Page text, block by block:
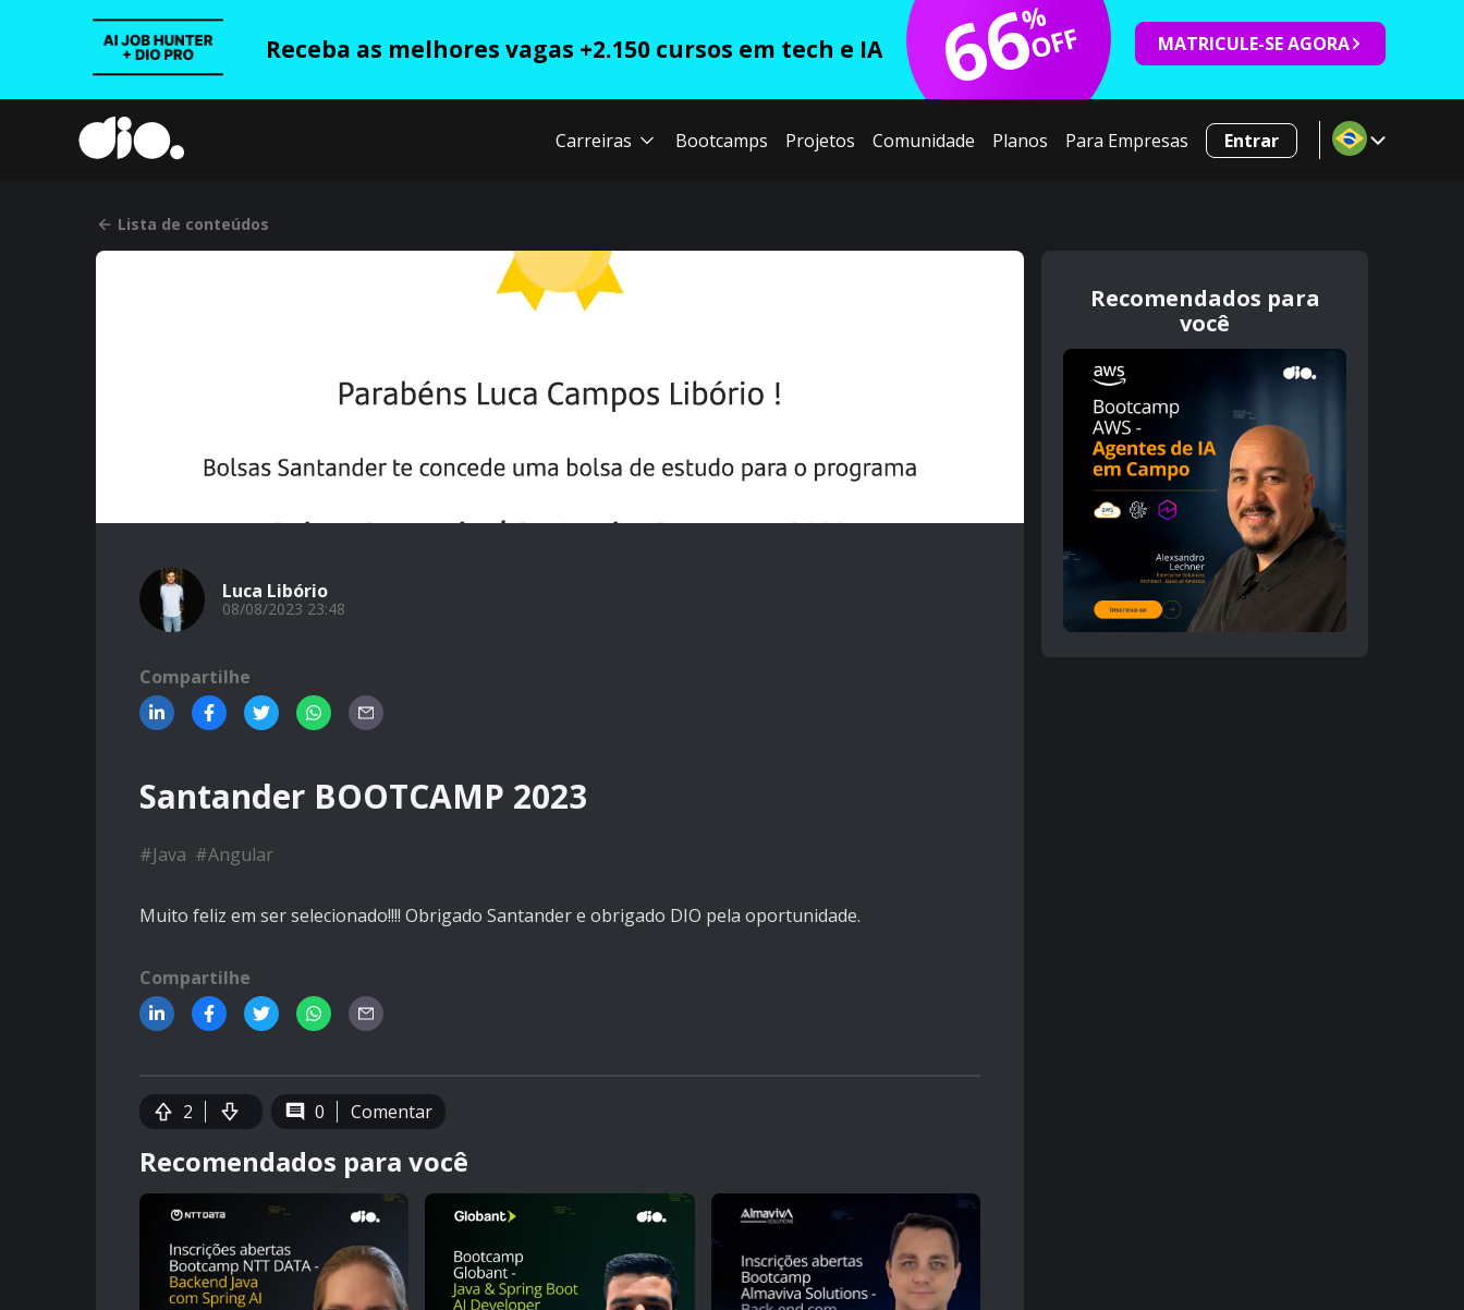
Receba as melhores vagas +2.150 cursos em tech e IA 66
%
OFF MATRICULE-SE AGORA
Carreiras Bootcamps Projetos Comunidade Planos Para Empresas Entrar
Lista de conteúdos
Luca Libório
08/08/2023 23:48
Compartilhe
Santander BOOTCAMP 2023
#Java #Angular
Muito feliz em ser selecionado!!!! Obrigado Santander e obrigado DIO pela oportunidade.
Compartilhe
2 0 Comentar
Recomendados para você
Recomendados para
você